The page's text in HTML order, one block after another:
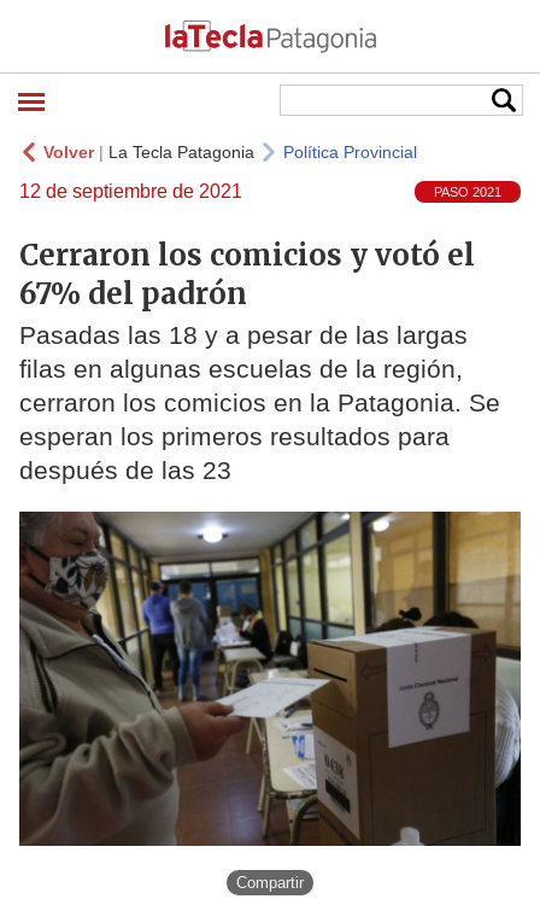
Volver| La Tecla Patagonia Política Provincial
12 de septiembre de 2021 PASO 2021
Cerraron los comicios y votó el
67% del padrón
Pasadas las 18 y a pesar de las largas
filas en algunas escuelas de la región,
cerraron los comicios en la Patagonia. Se
esperan los primeros resultados para
después de las 23
Compartir